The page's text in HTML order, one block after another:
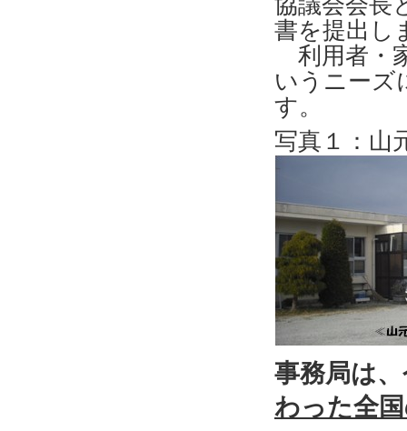
書を提出し
利用者・
いうニーズ
す。
写真１：山
事務局
わった全